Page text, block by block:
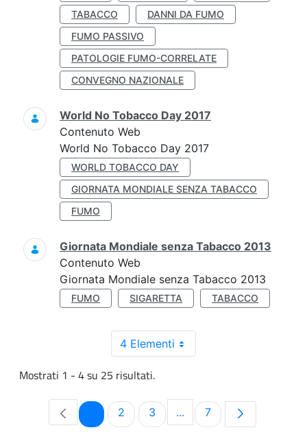
TABACCO
DANNI DA FUMO
FUMO PASSIVO
PATOLOGIE FUMO-CORRELATE
CONVEGNO NAZIONALE
World No Tobacco Day 2017
Contenuto Web
World No Tobacco Day 2017
WORLD TOBACCO DAY
GIORNATA MONDIALE SENZA TABACCO
FUMO
Giornata Mondiale senza Tabacco 2013
Contenuto Web
Giornata Mondiale senza Tabacco 2013
FUMO SIGARETTA TABACCO
4 Elementi
Mostrati 1 - 4 su 25 risultati.
PaginaPagina
2 Pagina
3 ...Pagine intermedie Use
Pagina
7